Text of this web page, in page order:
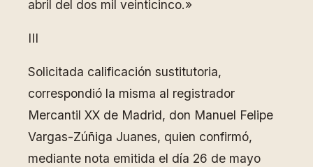
abril del dos mil veinticinco.»
III
Solicitada calificación sustitutoria,
correspondió la misma al registrador
Mercantil XX de Madrid, don Manuel Felipe
Vargas-Zúñiga Juanes, quien confirmó,
mediante nota emitida el día 26 de mayo